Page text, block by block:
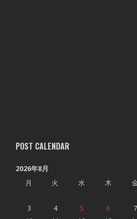
POST CALENDAR
2026年8月
月
火 水 木
3
4 5 6 7